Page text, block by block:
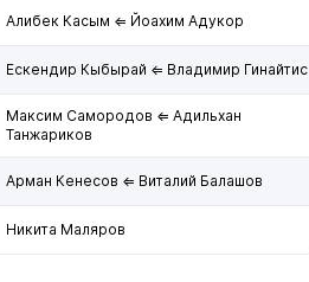
Алибек Касым ⇐ Йоахим Адукор
Ескендир Кыбырай ⇐ Владимир Гинайтис
Максим Самородов ⇐ Адильхан
Танжариков
Арман Кенесов ⇐ Виталий Балашов
Никита Маляров